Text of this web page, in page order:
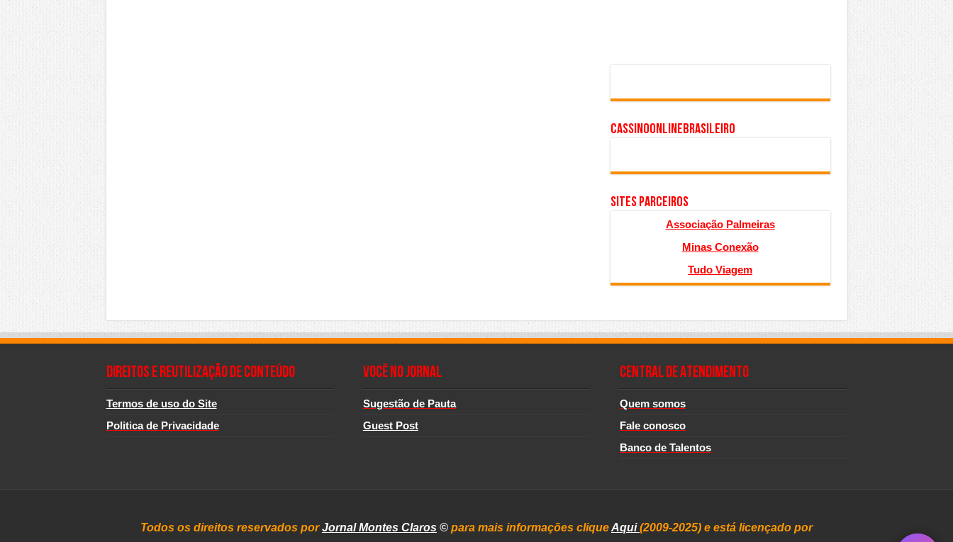
cassinoonlinebrasileiro
SITES PARCEIROS
Associação Palmeiras
Minas Conexão
Tudo Viagem
Direitos e Reutilização de Conteúdo
Termos de uso do Site
Politica de Privacidade
Você no Jornal
Sugestão de Pauta
Guest Post
CENTRAL DE ATENDIMENTO
Quem somos
Fale conosco
Banco de Talentos
Todos os direitos reservados por Jornal Montes Claros © para mais informações cliqueAqui(2009-2025) e está licençado por